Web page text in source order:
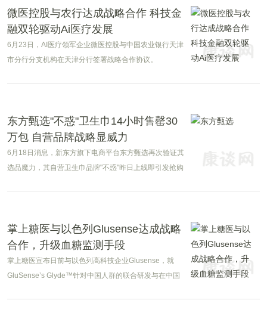
微医控股与农行达成战略合作 科技金
融双轮驱动Ai医疗发展
6月23日，AI医疗领军企业微医控股与中国农业银行天津
市分行分支机构在天津分行签署战略合作协议。
东方甄选"不惑"卫生巾14小时售罄30
万包 自营品牌战略显威力
6月18日消息，新东方旗下电商平台东方甄选再次验证其
选品魔力，其自营卫生巾品牌"不惑"昨日上线即引发抢购
掌上糖医与以色列Glusense达成战略
合作，升级血糖监测手段
掌上糖医宣布日前与以色列高科技企业Glusense，就
GluSense’s Glyde™针对中国人群的联合研发与在中国